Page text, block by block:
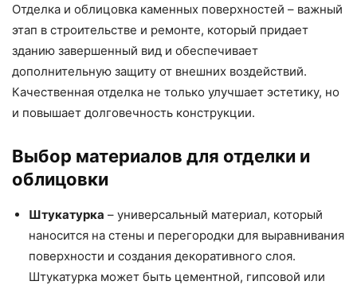
Отделка и облицовка каменных поверхностей – важный
этап в строительстве и ремонте, который придает
зданию завершенный вид и обеспечивает
дополнительную защиту от внешних воздействий.
Качественная отделка не только улучшает эстетику, но
и повышает долговечность конструкции.
Выбор материалов для отделки и
облицовки
Штукатурка – универсальный материал, который
наносится на стены и перегородки для выравнивания
поверхности и создания декоративного слоя.
Штукатурка может быть цементной, гипсовой или